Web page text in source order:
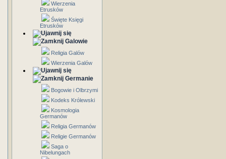
Wierzenia
Etrusków
Święte Księgi
Etrusków
Galowie
Religia Galów
Wierzenia Galów
Germanie
Bogowie i Olbrzymi
Kodeks Królewski
Kosmologia
Germanów
Religia Germanów
Religie Germanów
Saga o
Nibelungach